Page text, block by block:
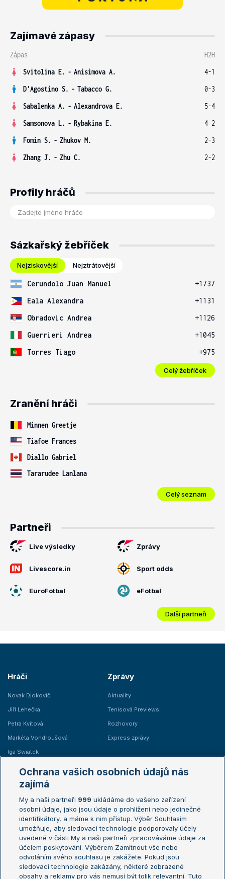
Zajímavé zápasy
Zápas
H2H
Svitolina E. - Anisimova A.
4-1
D'Agostino S. - Tabacco G.
0-3
Sabalenka A. - Alexandrova E.
5-4
Samsonova L. - Rybakina E.
4-2
Fomin S. - Zhukov M.
2-3
Zhang J. - Zhu C. 2-2
Profily hráčů
Sázkařský žebříček
Nejziskovější Nejztrátovější
Cerundolo Juan Manuel
+1737
Eala Alexandra
+1131
Obradovic Andrea
+1126
Guerrieri Andrea
+1045
Torres Tiago
+975
Celý žebříček
Zranění hráči
Minnen Greetje
Tiafoe Frances
Diallo Gabriel
Tararudee Lanlana
Celý seznam
Partneři
Live výsledky Zprávy
Livescore.in Sport odds
EuroFotbal eFotbal
Další partneři
Hráči
Novak Djokovič
Jiří Lehečka
Petra Kvitová
Markéta Vondroušová
Iga Swiatek
Zprávy
Aktuality
Tenisová Previews
Rozhovory
Express zprávy
Žebříčky
Žebříček ATP (muži)
Žebříček WTA (ženy)
Sázkařský žebříček
Australian Open
French Open
Wimbledon
US Open
Turnaj mistrů
Turnaj mistryň
Ochrana vašich osobních údajů nás
zajímá
My a naši partneři 999 ukládáme do vašeho zařízení
osobní údaje, jako jsou údaje o prohlížení nebo jedinečné
identifikátory, a máme k nim přístup. Výběr Souhlasím
umožňuje, aby sledovací technologie podporovaly účely
uvedené v části My a naši partneři zpracováváme údaje za
účelem poskytování. Výběrem Zamítnout vše nebo
odvoláním svého souhlasu je zakážete. Pokud jsou
sledovací technologie zakázány, některé zobrazené
obsahy a reklamy pro vás nemusí být tolik relevantní. Tuto